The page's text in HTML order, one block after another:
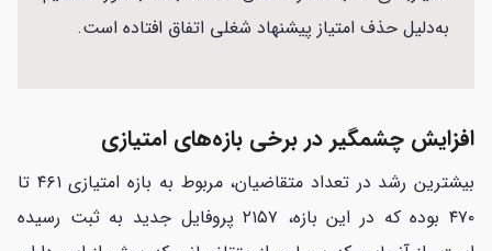
به‌دلیل حذف امتیاز پیشنهاد شغلی اتفاق افتاده است.
افزایش چشمگیر در برخی بازه‌های امتیازی
بیشترین رشد در تعداد متقاضیان، مربوط به بازه امتیازی ۴۶۱ تا
۴۷۰ بوده که در این بازه، ۲۱۵۷ پروفایل جدید به ثبت رسیده